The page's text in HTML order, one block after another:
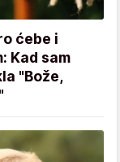
ćebe i
Kad sam
"Bože,